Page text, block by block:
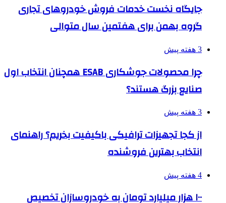
جایگاه نخست خدمات فروش خودروهای تجاری
گروه بهمن برای هفتمین سال متوالی
3 هفته پیش
چرا محصولات جوشکاری ESAB همچنان انتخاب اول
صنایع بزرگ هستند؟
3 هفته پیش
از کجا تجهیزات ترافیکی باکیفیت بخریم؟ راهنمای
انتخاب بهترین فروشنده
4 هفته پیش
۱۰۰ هزار میلیارد تومان به خودروسازان تخصیص